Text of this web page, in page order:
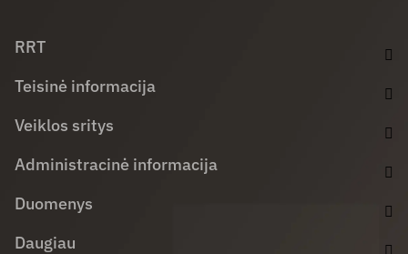
RRT
Teisinė informacija
Veiklos sritys
Administracinė informacija
Duomenys
Daugiau